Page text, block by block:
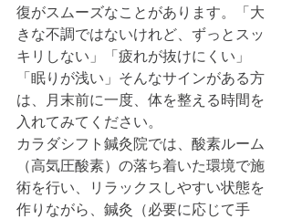
復がスムーズなことがあります。「大
きな不調ではないけれど、ずっとスッ
キリしない」「疲れが抜けにくい」
「眠りが浅い」そんなサインがある方
は、月末前に一度、体を整える時間を
入れてみてください。
カラダシフト鍼灸院では、酸素ルーム
（高気圧酸素）の落ち着いた環境で施
術を行い、リラックスしやすい状態を
作りながら、鍼灸（必要に応じて手